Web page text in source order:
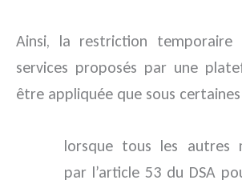
Ainsi, la restriction temporaire
services proposés par une
être appliquée que sous
lorsque tous les autres
par l’article 53 du DSA